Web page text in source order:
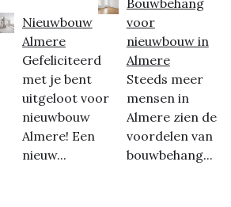
Nieuwbouw
Almere
Gefeliciteerd
met je bent
uitgeloot voor
nieuwbouw
Almere! Een
nieuw...
Bouwbehang
voor
nieuwbouw in
Almere
Steeds meer
mensen in
Almere zien de
voordelen van
bouwbehang...